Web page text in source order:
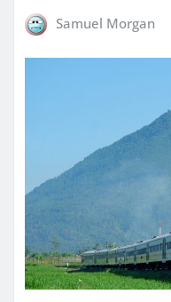
Samuel Morgan